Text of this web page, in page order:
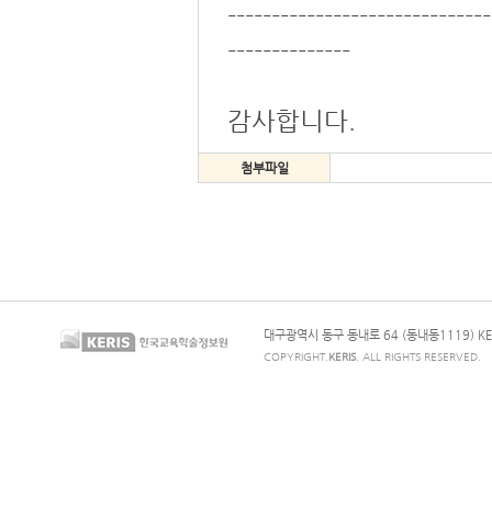
--------------
감사합니다.
첨부파일
대구광역시 동구 동내로 64 (동내동1119)
COPYRIGHT. KERIS . ALL RIGHTS RESERVED.